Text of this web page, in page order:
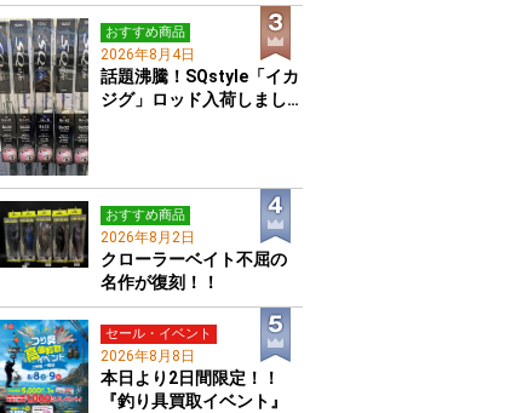
おすすめ商品
2026年8月4日
話題沸騰！SQstyle「イカ
ジグ」ロッド入荷しまし…
おすすめ商品
2026年8月2日
クローラーベイト不屈の
名作が復刻！！
セール・イベント
2026年8月8日
本日より2日間限定！！
『釣り具買取イベント』